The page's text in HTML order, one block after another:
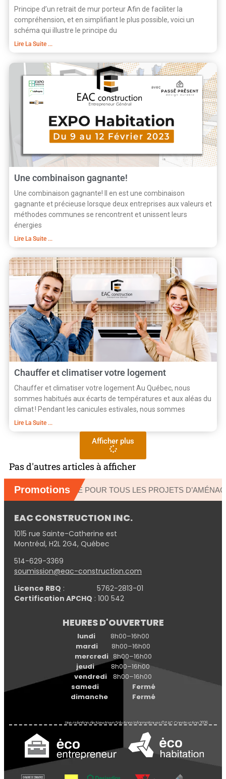
Principe d’un retrait de mur porteur Afin de faciliter la
compréhension, et en simplifiant le plus possible, voici un
schéma qui illustre le principe du
Lire La Suite ...
Une combinaison gagnante!
Une combinaison gagnante! Il en est une combinaison
gagnante et précieuse lorsque deux entreprises aux valeurs et
méthodes communes se rencontrent et unissent leurs
énergies
Lire La Suite ...
Chauffer et climatiser votre logement
Chauffer et climatiser votre logement Au Québec, nous
sommes habitués aux écarts de températures et aux aléas du
climat ! Pendant les canicules estivales, nous sommes
Lire La Suite ...
Afficher plus
Pas d'autres articles à afficher
EAC CONSTRUCTION INC.
1015 rue Sainte-Catherine est
Montréal, H2L 2G4, Québec
514-629-3369
soumission@eac-construction.com
Licence RBQ : 5762-2813-01
Certification APCHQ : 100 542
HEURES D'OUVERTURE
lundi8h00–16h00
mardi 8h00–16h00
mercredi8h00–16h00
jeudi8h00–16h00
vendredi 8h00–16h00
samedi Fermé
dimanche Fermé
Une création deNewtown Solutions Informatiques© EAC Construction 2026